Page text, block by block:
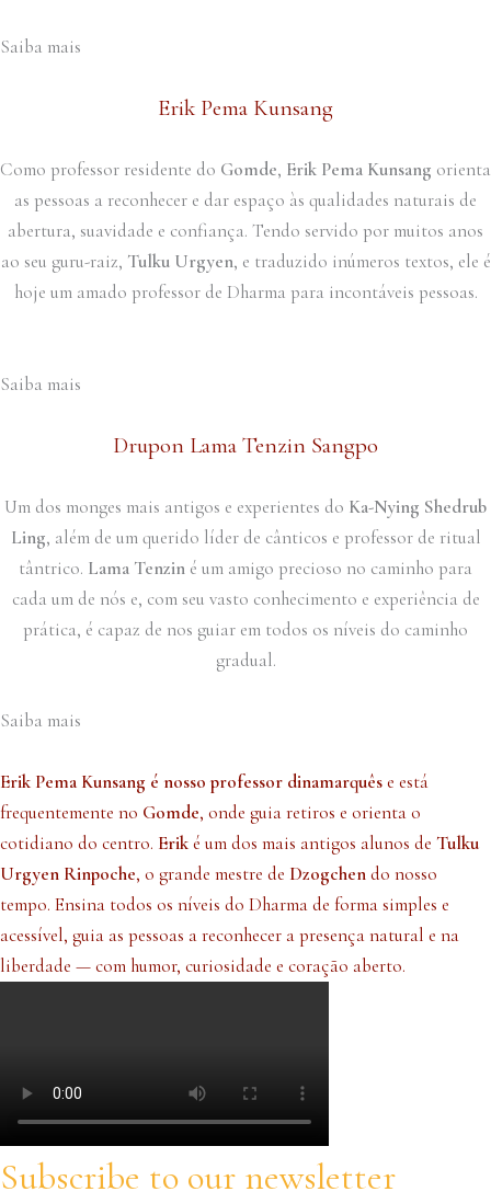
Saiba mais
Erik Pema Kunsang
Como professor residente do Gomde, Erik Pema Kunsang orienta
as pessoas a reconhecer e dar espaço às qualidades naturais de
abertura, suavidade e confiança. Tendo servido por muitos anos
ao seu guru-raiz, Tulku Urgyen, e traduzido inúmeros textos, ele é
hoje um amado professor de Dharma para incontáveis pessoas.
Saiba mais
Drupon Lama Tenzin Sangpo
Um dos monges mais antigos e experientes do Ka-Nying Shedrub
Ling, além de um querido líder de cânticos e professor de ritual
tântrico. Lama Tenzin é um amigo precioso no caminho para
cada um de nós e, com seu vasto conhecimento e experiência de
prática, é capaz de nos guiar em todos os níveis do caminho
gradual.
Saiba mais
Erik Pema Kunsang é nosso professor dinamarquêse está
frequentemente no Gomde, onde guia retiros e orienta o
cotidiano do centro. Eriké um dos mais antigos alunos de Tulku
Urgyen Rinpoche, o grande mestre de Dzogchendo nosso
tempo. Ensina todos os níveis do Dharma de forma simples e
acessível, guia as pessoas a reconhecer a presença natural e na
liberdade — com humor, curiosidade e coração aberto.
Subscribe to our newsletter